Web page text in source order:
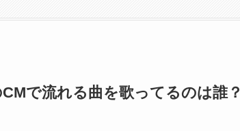
で流れる曲を歌ってるのは誰？